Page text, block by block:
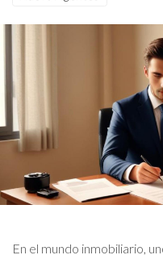
En el mundo inmobiliario,